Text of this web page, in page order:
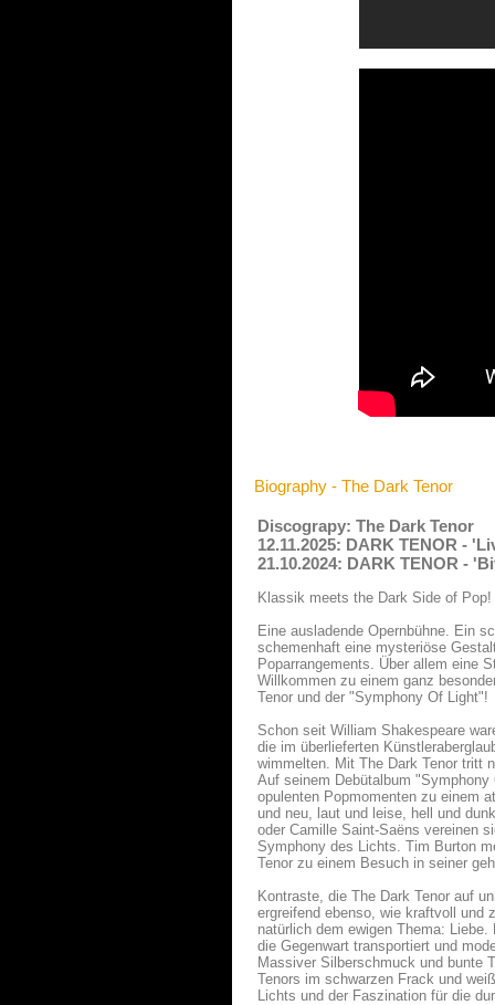
Biography - The Dark Tenor
Discograpy: The Dark Tenor
12.11.2025: DARK TENOR -
21.10.2024: DARK TENOR -
Klassik meets the Dark Side of Pop!
Eine ausladende Opernbühne. Ein
schemenhaft eine mysteriöse
Poparrangements. Über allem eine
Willkommen zu einem ganz
Tenor und der "Symphony Of Light"!
Schon seit William Shakespeare
die im überlieferten
wimmelten. Mit The Dark Tenor tritt
Auf seinem Debütalbum
opulenten Popmomenten zu einem
und neu, laut und leise, hell und
oder Camille Saint-Saëns vereinen
Symphony des Lichts. Tim Burton
Tenor zu einem Besuch in seiner
Kontraste, die The Dark Tenor auf
ergreifend ebenso, wie kraftvoll und
natürlich dem ewigen Thema:
die Gegenwart transportiert und
Massiver Silberschmuck und bunte
Tenors im schwarzen Frack und
Lichts und der Faszination für die